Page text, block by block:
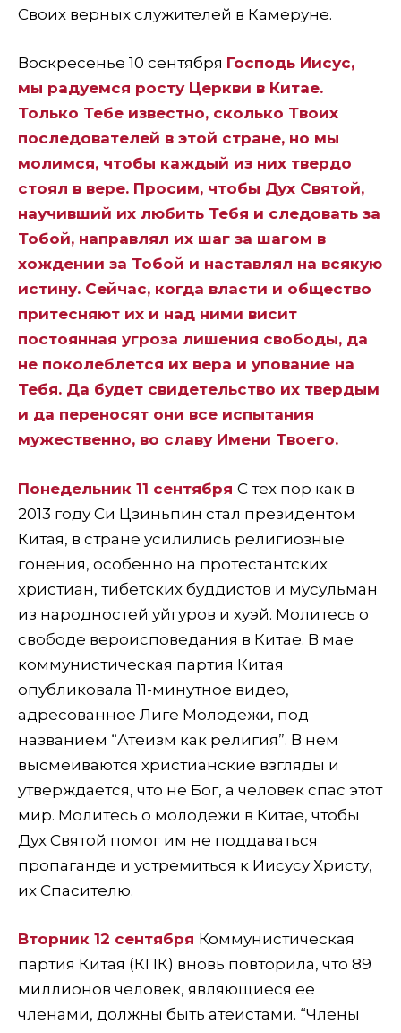
Своих верных служителей в Камеруне.
Воскресенье 10 сентября Господь Иисус,
мы радуемся росту Церкви в Китае.
Только Тебе известно, сколько Твоих
последователей в этой стране, но мы
молимся, чтобы каждый из них твердо
стоял в вере. Просим, чтобы Дух Святой,
научивший их любить Тебя и следовать за
Тобой, направлял их шаг за шагом в
хождении за Тобой и наставлял на всякую
истину. Сейчас, когда власти и общество
притесняют их и над ними висит
постоянная угроза лишения свободы, да
не поколеблется их вера и упование на
Тебя. Да будет свидетельство их твердым
и да переносят они все испытания
мужественно, во славу Имени Твоего.
Понедельник 11 сентября С тех пор как в
2013 году Си Цзиньпин стал президентом
Китая, в стране усилились религиозные
гонения, особенно на протестантских
христиан, тибетских буддистов и мусульман
из народностей уйгуров и хуэй. Молитесь о
свободе вероисповедания в Китае. В мае
коммунистическая партия Китая
опубликовала 11-минутное видео,
адресованное Лиге Молодежи, под
названием “Атеизм как религия”. В нем
высмеиваются христианские взгляды и
утверждается, что не Бог, а человек спас этот
мир. Молитесь о молодежи в Китае, чтобы
Дух Святой помог им не поддаваться
пропаганде и устремиться к Иисусу Христу,
их Спасителю.
Вторник 12 сентября Коммунистическая
партия Китая (КПК) вновь повторила, что 89
миллионов человек, являющиеся ее
членами, должны быть атеистами. “Члены